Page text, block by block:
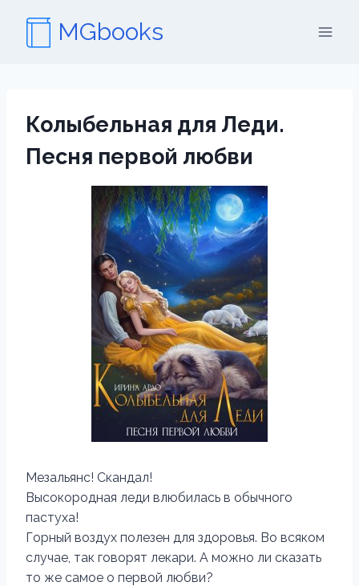
содержимому
MGbooks
Колыбельная для Леди.
Песня первой любви
Мезальянс! Скандал!
Высокородная леди влюбилась в обычного
пастуха!
Горный воздух полезен для здоровья. Во всяком
случае, так говорят лекари. А можно ли сказать
то же самое о первой любви?